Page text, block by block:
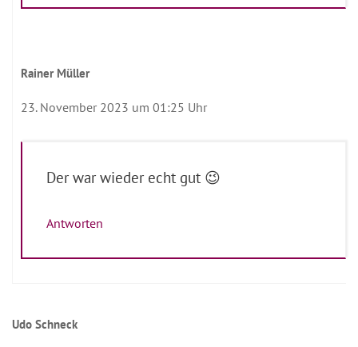
Rainer Müller
23. November 2023 um 01:25 Uhr
Der war wieder echt gut 😉
Antworten
Udo Schneck